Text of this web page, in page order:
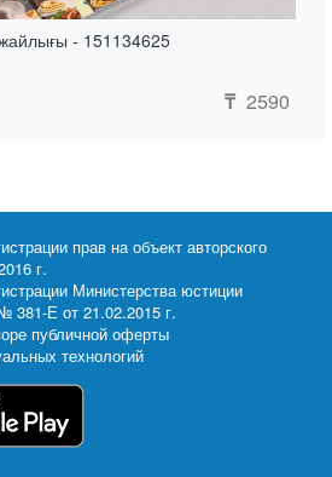
- 151134625
₸ 2590
прав на объект авторского
г.
Министерства юстиции
381-Е от 21.02.2015 г.
публичной оферты
технологий